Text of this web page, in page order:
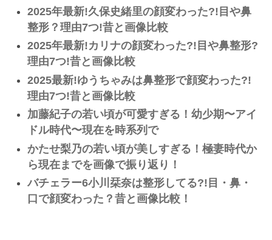
2025年最新!久保史緒里の顔変わった?!目や鼻
整形？理由7つ!昔と画像比較
2025年最新!カリナの顔変わった?!目や鼻整形?
理由7つ!昔と画像比較
2025最新!ゆうちゃみは鼻整形で顔変わった?!
理由7つ!昔と画像比較
加藤紀子の若い頃が可愛すぎる！幼少期〜アイ
ドル時代〜現在を時系列で
かたせ梨乃の若い頃が美しすぎる！極妻時代か
ら現在までを画像で振り返り！
バチェラー6小川栞奈は整形してる?!目・鼻・
口で顔変わった？昔と画像比較！